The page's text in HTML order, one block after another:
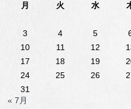
月
火 水
3
4 5
10
11 12
17
18 19
24
25 26
31
« 7月